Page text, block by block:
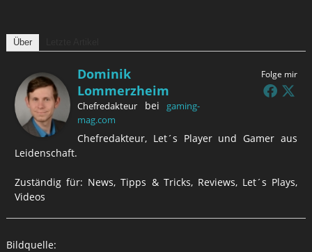
Über
Folge mir
Dominik
Lommerzheim
Chefredakteurbei gaming-
mag.com
Chefredakteur, Let´s Player und Gamer aus
Leidenschaft.
Zuständig für: News, Tipps & Tricks, Reviews, Let´s Plays,
Videos
Bildquelle: